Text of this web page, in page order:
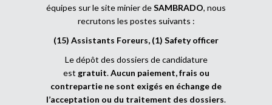
équipes sur le site minier deSAMBRADO, nous
recrutons les postes suivants :
(15) Assistants Foreurs, (1) Safety officer
Le dépôt des dossiers de candidature
est gratuit.Aucun paiement, frais ou
contrepartie ne sont exigés en échange de
l’acceptation ou du traitement des dossiers.